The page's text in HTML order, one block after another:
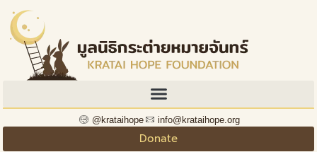
@krataihope info@krataihope.org
Donate